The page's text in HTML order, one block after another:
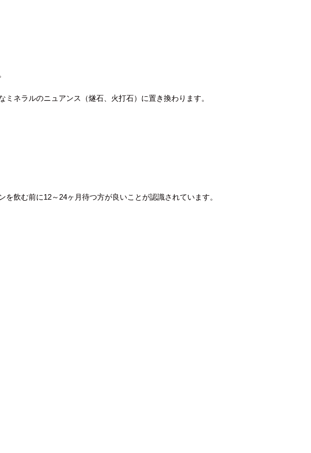
ネラルのニュアンス（燧石、火打石）に置き換わります。
飲む前に12～24ヶ月待つ方が良いことが認識されています。